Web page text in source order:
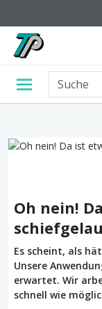
Oh nein!
Es scheint, als
Unsere
erwartet. Wir
schnell wie